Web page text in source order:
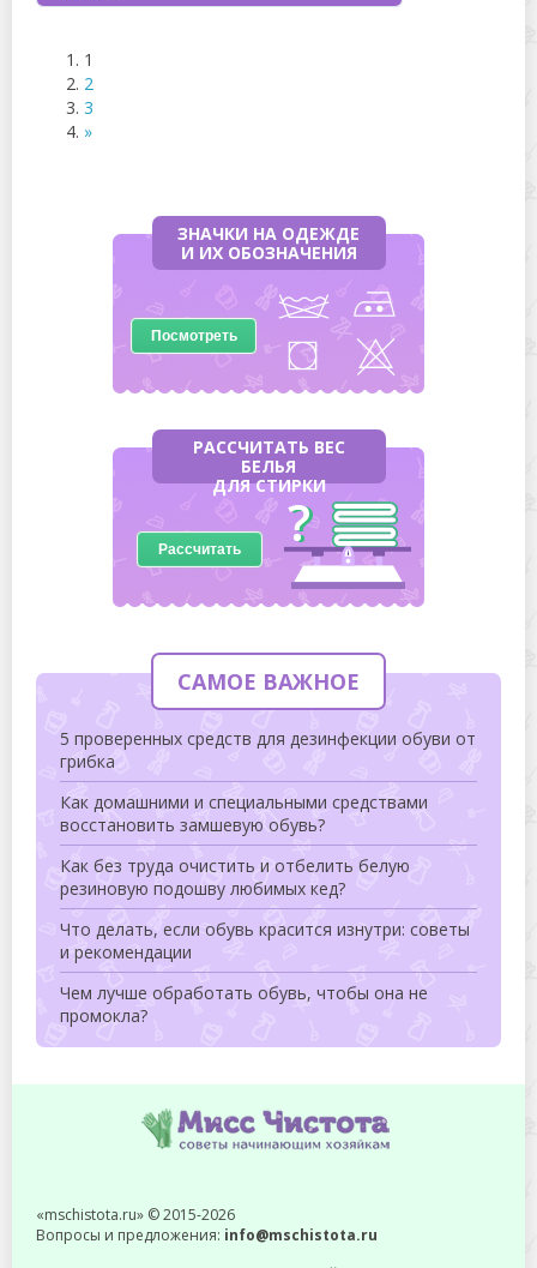
1
2
3
»
ЗНАЧКИ НА ОДЕЖДЕ
И ИХ ОБОЗНАЧЕНИЯ
Посмотреть
РАССЧИТАТЬ ВЕС
БЕЛЬЯ
ДЛЯ СТИРКИ
Рассчитать
САМОЕ ВАЖНОЕ
5 проверенных средств для дезинфекции обуви от
грибка
Как домашними и специальными средствами
восстановить замшевую обувь?
Как без труда очистить и отбелить белую
резиновую подошву любимых кед?
Что делать, если обувь красится изнутри: советы
и рекомендации
Чем лучше обработать обувь, чтобы она не
промокла?
«mschistota.ru» © 2015-2026
Вопросы и предложения: info@mschistota.ru